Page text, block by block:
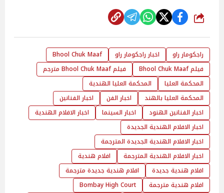
شارك
راجكومار راو اخبار راجكومار راو
Bhool Chuk Maaf
فيلم Bhool Chuk Maaf
فيلم Bhool Chuk Maaf مترجم
المحكمة العليا
المحكمة العليا الهندية
المحكمة العليا بالهند
اخبار الفن
اخبار الفنانين
اخبار الفنانين الهنود
اخبار السينما
اخبار الافلام الهندية
اخبار الافلام الهندية الجديدة
اخبار الافلام الهندية الجديدة المترجمة
اخبار الافلام الهندية المترجمة
افلام هندية
افلام هندية جديدة
افلام هندية جديدة مترجمة
افلام هندية مترجمة
Bombay High Court